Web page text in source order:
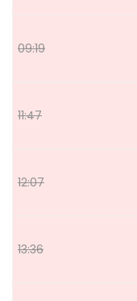
09:19
11:47
12:07
13:36